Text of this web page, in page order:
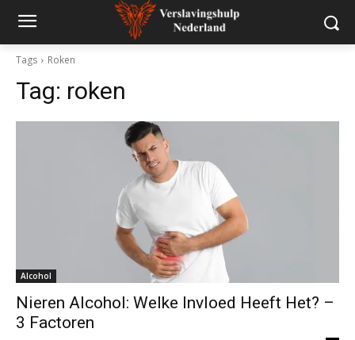
Tags Roken
Tag: roken
Alcohol
Nieren Alcohol: Welke Invloed Heeft Het? –
3 Factoren